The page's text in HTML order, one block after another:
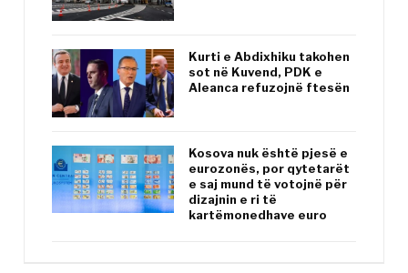
Kurti e Abdixhiku takohen
sot në Kuvend, PDK e
Aleanca refuzojnë ftesën
Kosova nuk është pjesë e
eurozonës, por qytetarët
e saj mund të votojnë për
dizajnin e ri të
kartëmonedhave euro